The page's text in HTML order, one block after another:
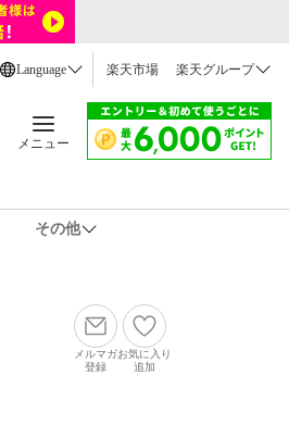
Language 楽天市場 楽天グループ
メニュー
その他
メルマガ
登録
お気に入り
追加